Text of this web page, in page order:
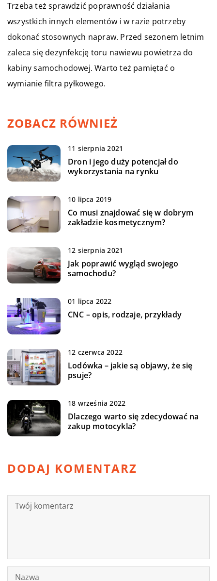
Trzeba też sprawdzić poprawność działania
wszystkich innych elementów i w razie potrzeby
dokonać stosownych napraw. Przed sezonem letnim
zaleca się dezynfekcję toru nawiewu powietrza do
kabiny samochodowej. Warto też pamiętać o
wymianie filtra pyłkowego.
ZOBACZ RÓWNIEŻ
11 sierpnia 2021
Dron i jego duży potencjał do
wykorzystania na rynku
10 lipca 2019
Co musi znajdować się w dobrym
zakładzie kosmetycznym?
12 sierpnia 2021
Jak poprawić wygląd swojego
samochodu?
01 lipca 2022
CNC – opis, rodzaje, przykłady
12 czerwca 2022
Lodówka – jakie są objawy, że się
psuje?
18 września 2022
Dlaczego warto się zdecydować na
zakup motocykla?
DODAJ KOMENTARZ